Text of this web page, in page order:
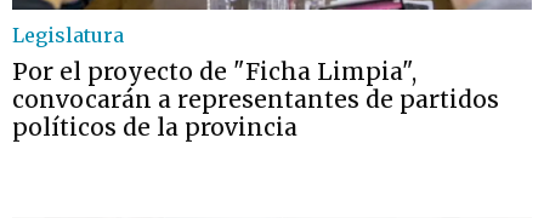
Legislatura
Por el proyecto de "Ficha Limpia",
convocarán a representantes de partidos
políticos de la provincia